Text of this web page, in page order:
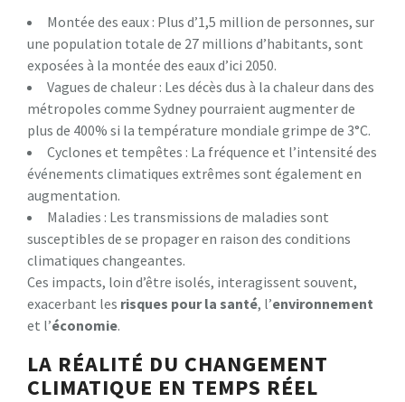
Montée des eaux : Plus d’1,5 million de personnes, sur
une population totale de 27 millions d’habitants, sont
exposées à la montée des eaux d’ici 2050.
Vagues de chaleur : Les décès dus à la chaleur dans des
métropoles comme Sydney pourraient augmenter de
plus de 400% si la température mondiale grimpe de 3°C.
Cyclones et tempêtes : La fréquence et l’intensité des
événements climatiques extrêmes sont également en
augmentation.
Maladies : Les transmissions de maladies sont
susceptibles de se propager en raison des conditions
climatiques changeantes.
Ces impacts, loin d’être isolés, interagissent souvent,
exacerbant les risques pour la santé, l’environnement
et l’économie.
LA RÉALITÉ DU CHANGEMENT
CLIMATIQUE EN TEMPS RÉEL